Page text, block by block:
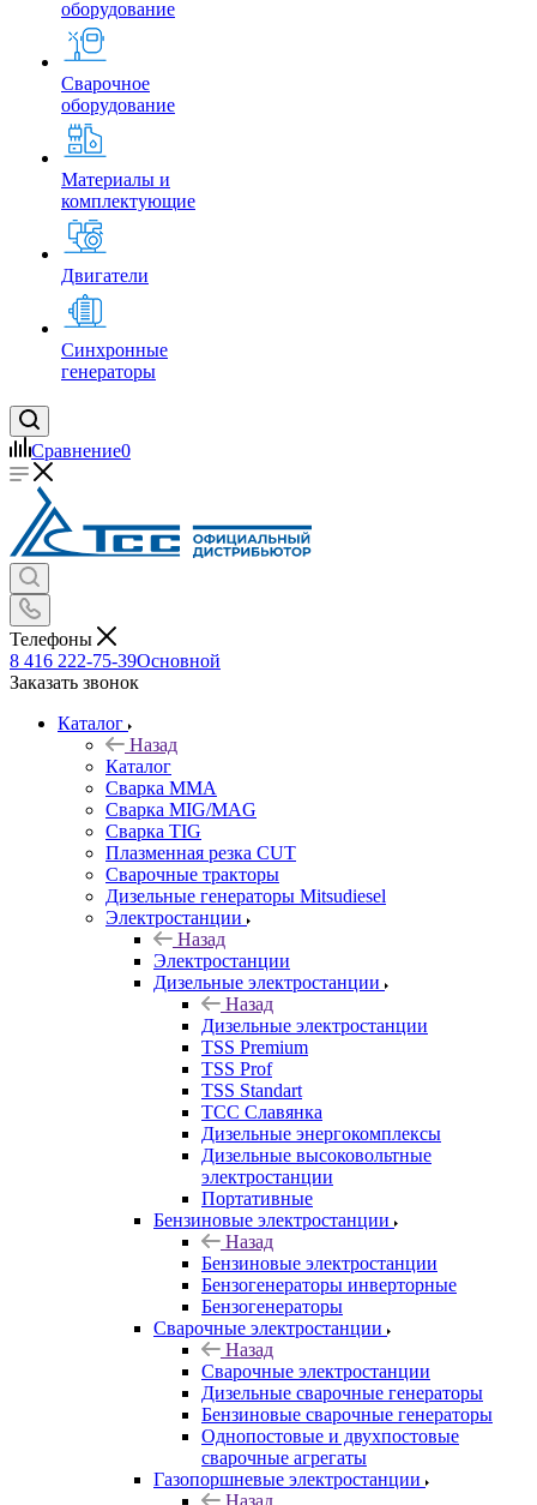
оборудование
Сварочное
оборудование
Материалы и
комплектующие
Двигатели
Синхронные
генераторы
Сравнение0
Телефоны
8 416 222-75-39Основной
Заказать звонок
Каталог
Назад
Каталог
Сварка MMA
Сварка MIG/MAG
Сварка TIG
Плазменная резка CUT
Сварочные тракторы
Дизельные генераторы Mitsudiesel
Электростанции
Назад
Электростанции
Дизельные электростанции
Назад
Дизельные электростанции
TSS Premium
TSS Prof
TSS Standart
ТСС Славянка
Дизельные энергокомплексы
Дизельные высоковольтные
электростанции
Портативные
Бензиновые электростанции
Назад
Бензиновые электростанции
Бензогенераторы инверторные
Бензогенераторы
Сварочные электростанции
Назад
Сварочные электростанции
Дизельные сварочные генераторы
Бензиновые сварочные генераторы
Однопостовые и двухпостовые
сварочные агрегаты
Газопоршневые электростанции
Назад